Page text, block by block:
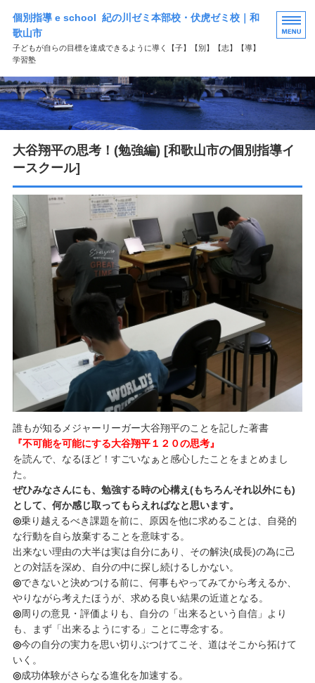
個別指導 e school 紀の川ゼミ本部校・伏虎ゼミ校｜和
歌山市
子どもが自らの目標を達成できるように導く【子】【別】【志】【導】
学習塾
HOME
選ばれる理由
学習塾コース案内
お問い合わせ
大谷翔平の思考！(勉強編) [和歌山市の個別指導イ
ースクール]
誰もが知るメジャーリーガー大谷翔平のことを記した著書
『不可能を可能にする大谷翔平１２０の思考』
を読んで、なるほど！すごいなぁと感心したことをまとめまし
た。
ぜひみなさんにも、勉強する時の心構え(もちろんそれ以外にも)
として、何か感じ取ってもらえればなと思います。
◎乗り越えるべき課題を前に、原因を他に求めることは、自発的
な行動を自ら放棄することを意味する。
出来ない理由の大半は実は自分にあり、その解決(成長)の為に己
との対話を深め、自分の中に探し続けるしかない。
◎できないと決めつける前に、何事もやってみてから考えるか、
やりながら考えたほうが、求める良い結果の近道となる。
◎周りの意見・評価よりも、自分の「出来るという自信」より
も、まず「出来るようにする」ことに専念する。
◎今の自分の実力を思い切りぶつけてこそ、道はそこから拓けて
いく。
◎成功体験がさらなる進化を加速する。